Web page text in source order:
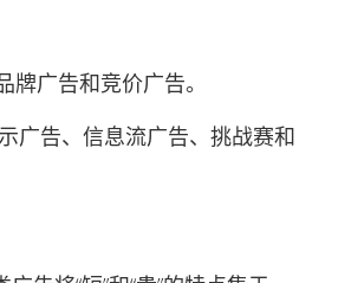
广告和竞价广告。
告、信息流广告、挑战赛和